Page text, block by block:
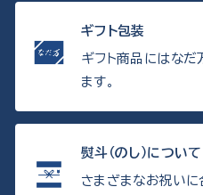
ギフト包装
ギフト商品にはな
ます。
熨斗（のし）について
さまざまなお祝い